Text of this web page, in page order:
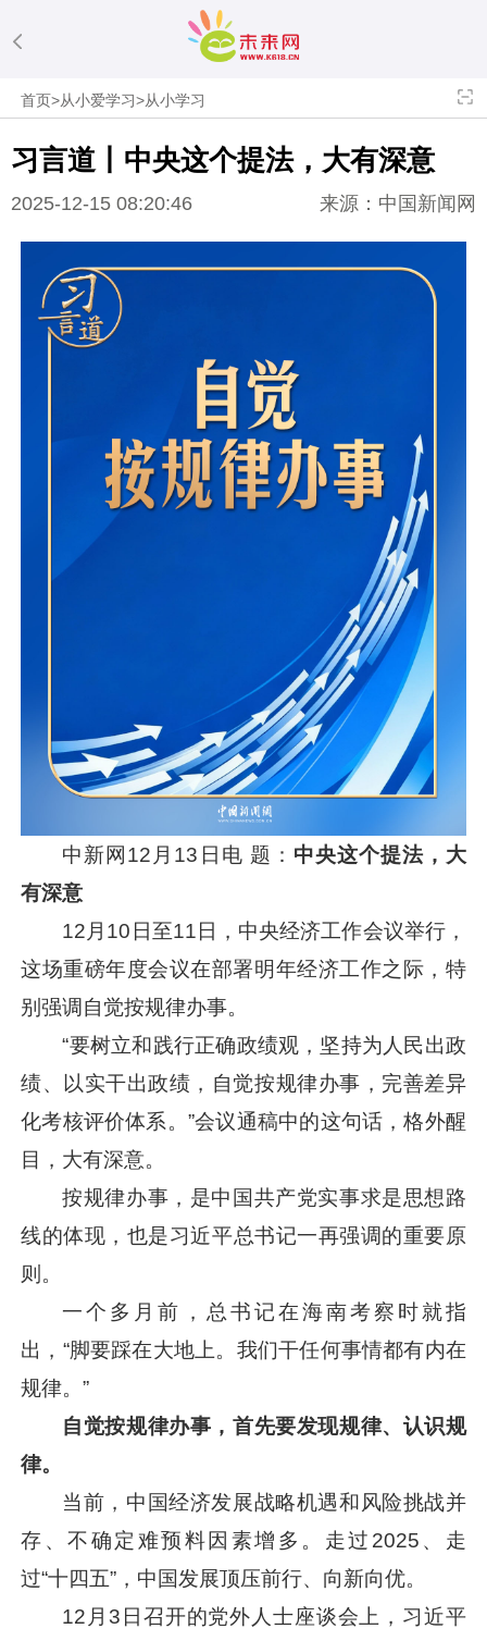
首页>从小爱学习>从小学习
习言道丨中央这个提法，大有深意
2025-12-15 08:20:46 来源：中国新闻网
中新网12月13日电 题： 中央这个提法，大
有深意
12月10日至11日，中央经济工作会议举行，
这场重磅年度会议在部署明年经济工作之际，特
别强调自觉按规律办事。
“要树立和践行正确政绩观，坚持为人民出政
绩、以实干出政绩，自觉按规律办事，完善差异
化考核评价体系。”会议通稿中的这句话，格外醒
目，大有深意。
按规律办事，是中国共产党实事求是思想路
线的体现，也是习近平总书记一再强调的重要原
则。
一个多月前，总书记在海南考察时就指
出，“脚要踩在大地上。我们干任何事情都有内在
规律。”
自觉按规律办事，首先要发现规律、认识规
律。
当前，中国经济发展战略机遇和风险挑战并
存、不确定难预料因素增多。走过2025、走
过“十四五”，中国发展顶压前行、向新向优。
12月3日召开的党外人士座谈会上， 习近平